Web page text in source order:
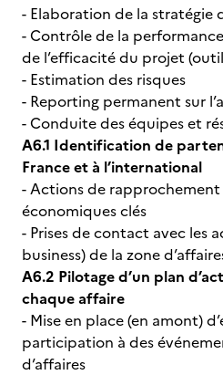
- Elaboration de la stratégie
- Contrôle de la
de l’efficacité du projet
- Estimation des risques
- Reporting permanent sur
- Conduite des équipes et
A6.1 Identification de
France et à l’international
- Actions de rapprochement
économiques clés
- Prises de contact avec les
business) de la zone
A6.2 Pilotage d’un plan
chaque affaire
- Mise en place (en amont)
participation à des
d’affaires